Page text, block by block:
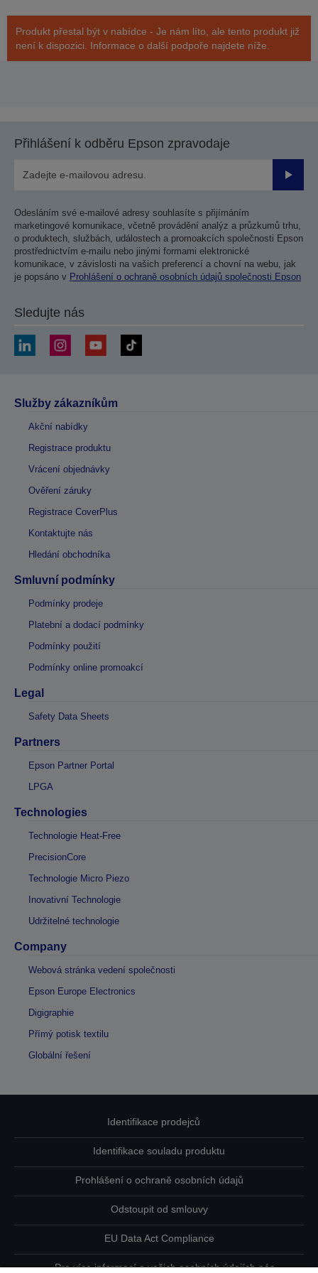
Produkt přestal být v nabídce - Je nám líto, ale tento produkt již
není k dispozici. Informace o další podpoře najdete níže.
Přihlášení k odběru Epson zpravodaje
Odesláním své e-mailové adresy souhlasíte s přijímáním
marketingové komunikace, včetně provádění analýz a průzkumů trhu,
o produktech, službách, událostech a promoakcích společnosti Epson
prostřednictvím e-mailu nebo jinými formami elektronické
komunikace, v závislosti na vašich preferencí a chovní na webu, jak
je popsáno v Prohlášení o ochraně osobních údajů společnosti Epson
Sledujte nás
Služby zákazníkům
Akční nabídky
Registrace produktu
Vrácení objednávky
Ověření záruky
Registrace CoverPlus
Kontaktujte nás
Hledání obchodníka
Smluvní podmínky
Podmínky prodeje
Platební a dodací podmínky
Podmínky použití
Podmínky online promoakcí
Legal
Safety Data Sheets
Partners
Epson Partner Portal
LPGA
Technologies
Technologie Heat-Free
PrecisionCore
Technologie Micro Piezo
Inovativní Technologie
Udržitelné technologie
Company
Webová stránka vedení společnosti
Epson Europe Electronics
Digigraphie
Přímý potisk textilu
Globální řešení
Identifikace prodejců
Identifikace souladu produktu
Prohlášení o ochraně osobních údajů
Odstoupit od smlouvy
EU Data Act Compliance
Pro více informací o vašich osobních údajích nás